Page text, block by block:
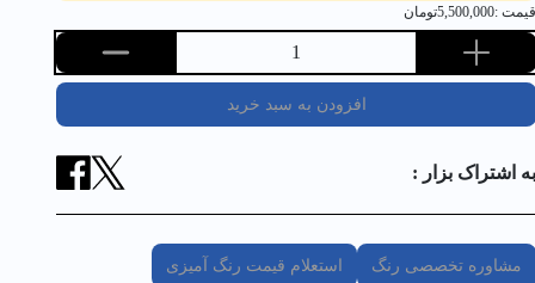
قیمت :5,500,000تومان
1
افزودن به سبد خرید
به اشتراک بزار :
مشاوره تخصصی رنگ استعلام قیمت رنگ آمیزی